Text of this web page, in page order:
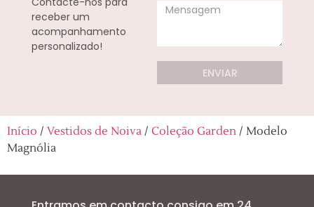
receber um
acompanhamento
personalizado!
ENVIAR
Início / Vestidos de Noiva / Coleção Garden / Modelo
Magnólia